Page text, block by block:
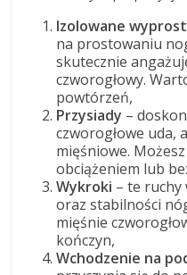
Izolowane
na prostowaniu
skutecznie
czworogłowy.
powtórzeń,
Przysiady –
czworogłowe uda,
mięśniowe.
obciążeniem lub
Wykroki – te ruchy
oraz stabilności
mięśnie
kończyn,
Wchodzenie na